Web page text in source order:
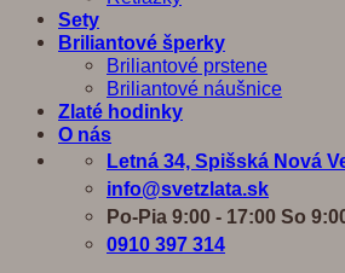
Sety
Briliantové šperky
Briliantové prstene
Briliantové náušnice
Zlaté hodinky
O nás
Letná 34, Spišská Nová
info@svetzlata.sk
Po-Pia 9:00 - 17:00 So
0910 397 314